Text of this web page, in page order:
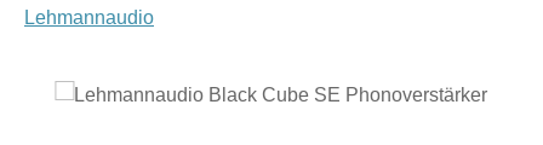
Lehmannaudio
Bildergalerie überspringen